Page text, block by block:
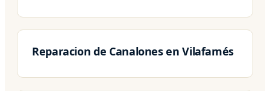
Reparacion de Canalones en Vilafamés